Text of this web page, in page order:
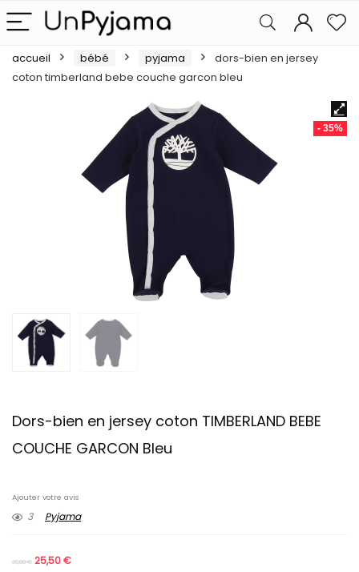
accueil bébé pyjama
dors-bien en jersey
coton timberland bebe couche garcon bleu
- 35%
Dors-bien en jersey coton TIMBERLAND BEBE
COUCHE GARCON Bleu
Ajouter votre avis
3 Pyjama
39,00€ 25,50€